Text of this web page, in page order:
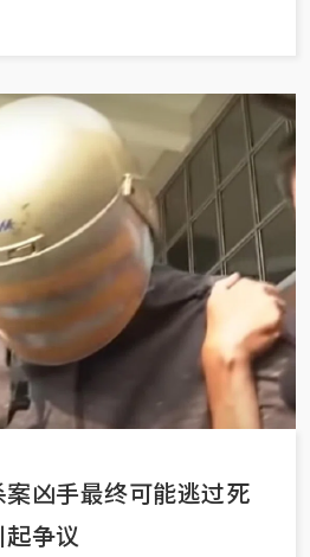
凶手最终可能逃过死
争议